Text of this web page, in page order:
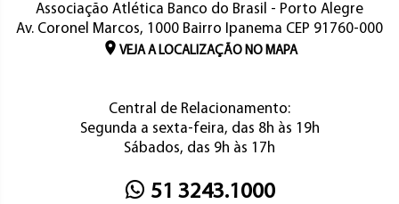
Associação Atlética Banco do Brasil - Porto Alegre
Av. Coronel Marcos, 1000 Bairro Ipanema CEP 91760-000
VEJA A LOCALIZAÇÃO NO MAPA
Central de Relacionamento:
Segunda a sexta-feira, das 8h às 19h
Sábados, das 9h às 17h
51 3243.1000